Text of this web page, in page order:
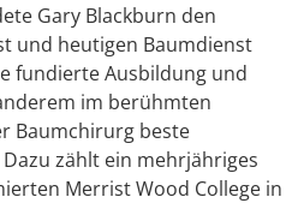
Gary Blackburn den
und heutigen Baumdienst
fundierte Ausbildung und
im berühmten
Baumchirurg beste
zählt ein mehrjähriges
Merrist Wood College in